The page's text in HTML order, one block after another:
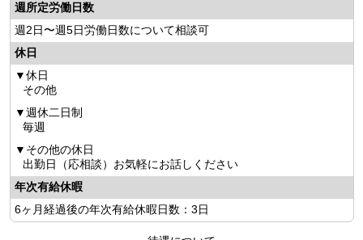
週所定労働日数
週2日〜週5日労働日数について相談可
休日
休日
その他
週休二日制
毎週
その他の休日
出勤日（応相談）お気軽にお話しください
年次有給休暇
6ヶ月経過後の年次有給休暇日数：3日